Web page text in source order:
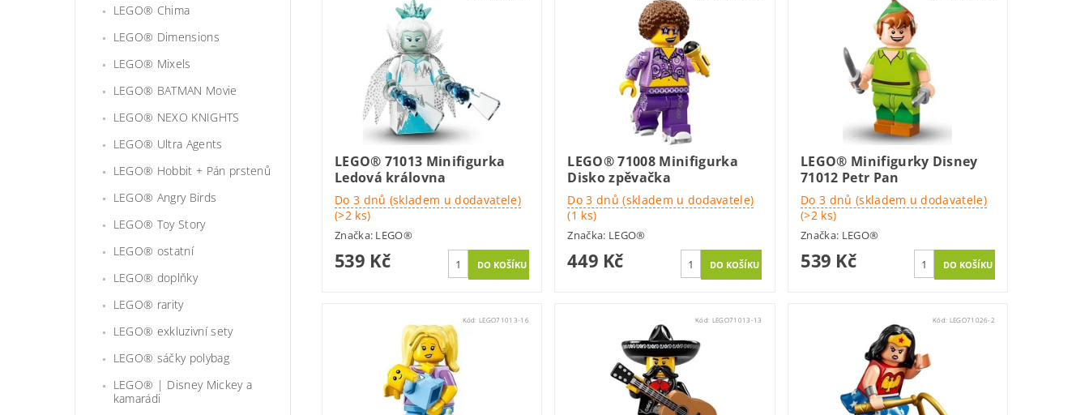
LEGO® Chima
LEGO® Dimensions
LEGO® Mixels
LEGO® BATMAN Movie
LEGO® NEXO KNIGHTS
LEGO® Ultra Agents
LEGO® Hobbit + Pán prstenů
LEGO® Angry Birds
LEGO® Toy Story
LEGO® ostatní
LEGO® doplňky
LEGO® rarity
LEGO® exkluzivní sety
LEGO® sáčky polybag
LEGO® | Disney Mickey a
kamarádi
LEGO® 71013 Minifigurka
Ledová královna
Do 3 dnů (skladem u dodavatele)
(>2 ks)
Značka: LEGO®
539 Kč
LEGO® 71008 Minifigurka
Disko zpěvačka
Do 3 dnů (skladem u dodavatele)
(1 ks)
Značka: LEGO®
449 Kč
LEGO® Minifigurky Disney
71012 Petr Pan
Do 3 dnů (skladem u dodavatele)
(>2 ks)
Značka: LEGO®
539 Kč
Kód:LEGO71013-16 Kód: LEGO71013-13 Kód: LEGO71026-2